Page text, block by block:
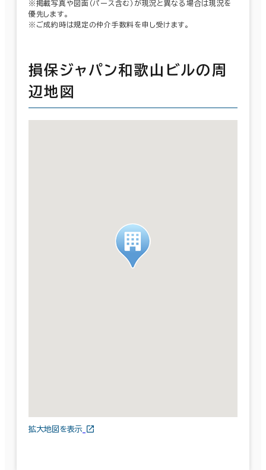
※掲載写真や図面（パース含む）が現況と異なる場合は現況を
優先します。
※ご成約時は規定の仲介手数料を申し受けます。
損保ジャパン和歌山ビルの周
辺地図
拡大地図を表示